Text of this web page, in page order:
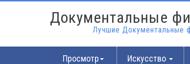
Документальные
Лучшие Документальные
Просмотр Искусство